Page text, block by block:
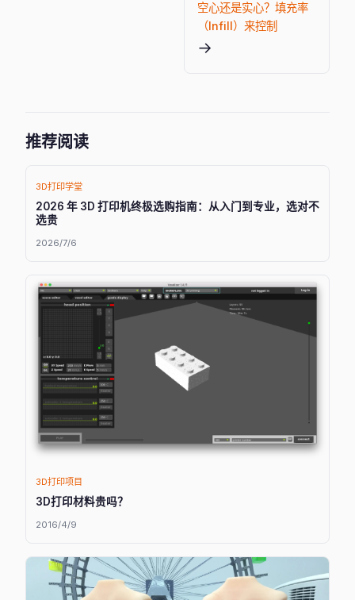
空心还是实心？填充率
（Infill）来控制
→
推荐阅读
3D打印学堂
2026 年 3D 打印机终极选购指南：从入门到专业，选对不
选贵
2026/7/6
3D打印项目
3D打印材料贵吗？
2016/4/9